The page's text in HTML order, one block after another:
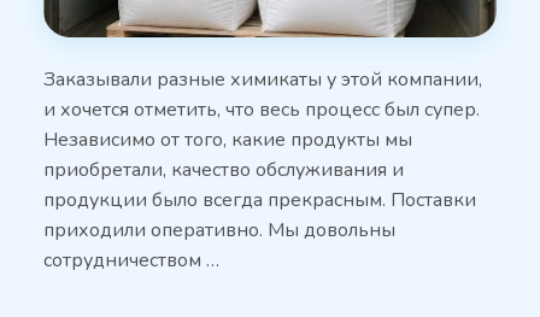
Заказывали разные химикаты у этой компании,
и хочется отметить, что весь процесс был супер.
Независимо от того, какие продукты мы
приобретали, качество обслуживания и
продукции было всегда прекрасным. Поставки
приходили оперативно. Мы довольны
сотрудничеством …